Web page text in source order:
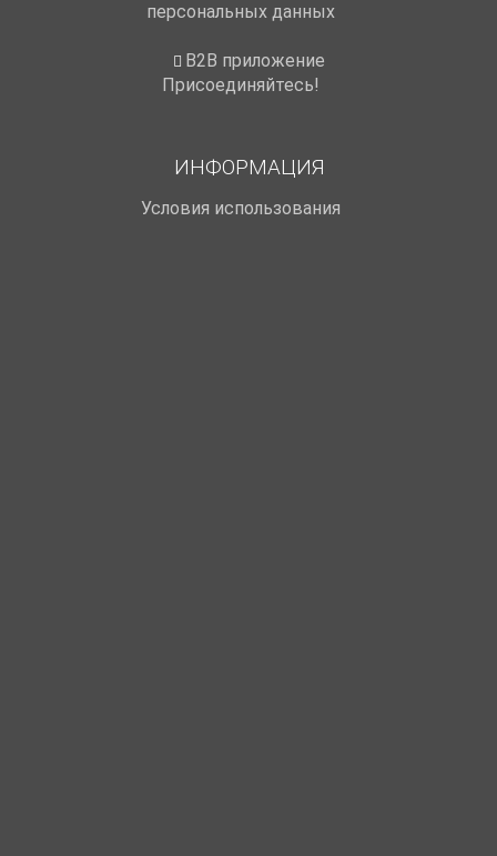
персональных данных
B2B приложение
Присоединяйтесь!
ИНФОРМАЦИЯ
Условия использования